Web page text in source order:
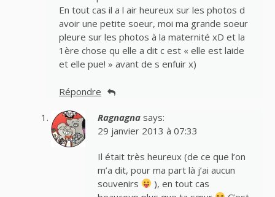
En tout cas il a l air heureux sur les photos d
avoir une petite soeur, moi ma grande soeur
pleure sur les photos à la maternité xD et la
1ère chose qu elle a dit c est « elle est laide
et elle pue! » avant de s enfuir x)
Répondre
Ragnagna says:
29 janvier 2013 à 07:33
Il était très heureux (de ce que l’on
m’a dit, pour ma part là j’ai aucun
souvenirs
), en tout cas